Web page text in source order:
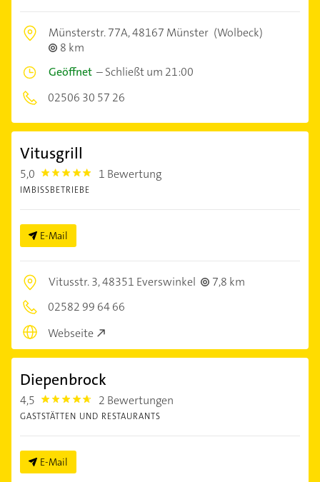
Münsterstr. 77A,48167 Münster (Wolbeck)
8 km
Geöffnet –Schließt um 21:00
02506 30 57 26
Vitusgrill
5,0 5.0 1 Bewertung
IMBISSBETRIEBE
E-Mail
Vitusstr. 3,48351 Everswinkel
7,8 km
02582 99 64 66
Webseite
Diepenbrock
4,5 4.5 2 Bewertungen
GASTSTÄTTEN UND RESTAURANTS
E-Mail